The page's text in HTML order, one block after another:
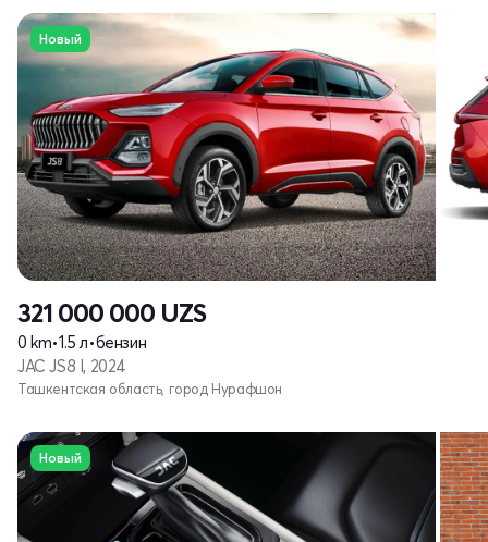
Новый
321 000 000 UZS
0 km•1.5 л•бензин
JAC JS8 I, 2024
Ташкентская область, город Нурафшон
Новый